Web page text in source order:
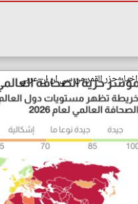
اخبار جزر القمر من سي ان ان عربي